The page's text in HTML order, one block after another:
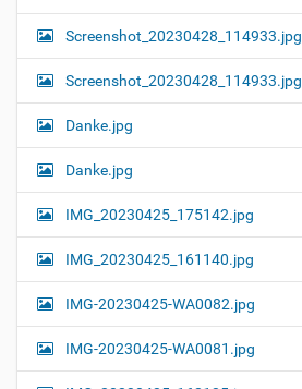
Screenshot_20230428_114933.jpg
Screenshot_20230428_114933.jpg
Danke.jpg
Danke.jpg
IMG_20230425_175142.jpg
IMG_20230425_161140.jpg
IMG-20230425-WA0082.jpg
IMG-20230425-WA0081.jpg